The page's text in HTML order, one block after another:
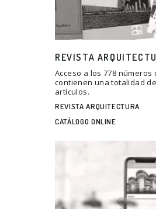
REVISTA
Acceso a los 778 números
contienen una totalidad de
artículos.
REVISTA ARQUITECTURA
CATÁLOGO ONLINE